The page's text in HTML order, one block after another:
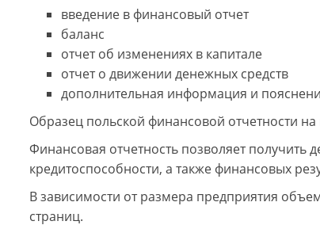
введение в финансовый отчет
баланс
отчет об изменениях в капитале
отчет о движении денежных средств
дополнительная информация и
Образец польской финансовой отчетности
Финансовая отчетность позволяет
кредитоспособности, а также финансовых
В зависимости от размера предприятия
страниц.